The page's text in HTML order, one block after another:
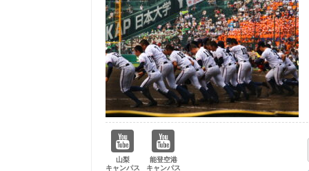
山梨
キャンパス
能登空港
キャンパス